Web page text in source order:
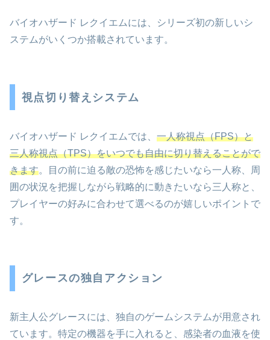
バイオハザード レクイエムには、シリーズ初の新しいシ
ステムがいくつか搭載されています。
視点切り替えシステム
バイオハザード レクイエムでは、 一人称視点（FPS）と
三人称視点（TPS）をいつでも自由に切り替えることがで
きます。目の前に迫る敵の恐怖を感じたいなら一人称、周
囲の状況を把握しながら戦略的に動きたいなら三人称と、
プレイヤーの好みに合わせて選べるのが嬉しいポイントで
す。
グレースの独自アクション
新主人公グレースには、独自のゲームシステムが用意され
ています。特定の機器を手に入れると、感染者の血液を使